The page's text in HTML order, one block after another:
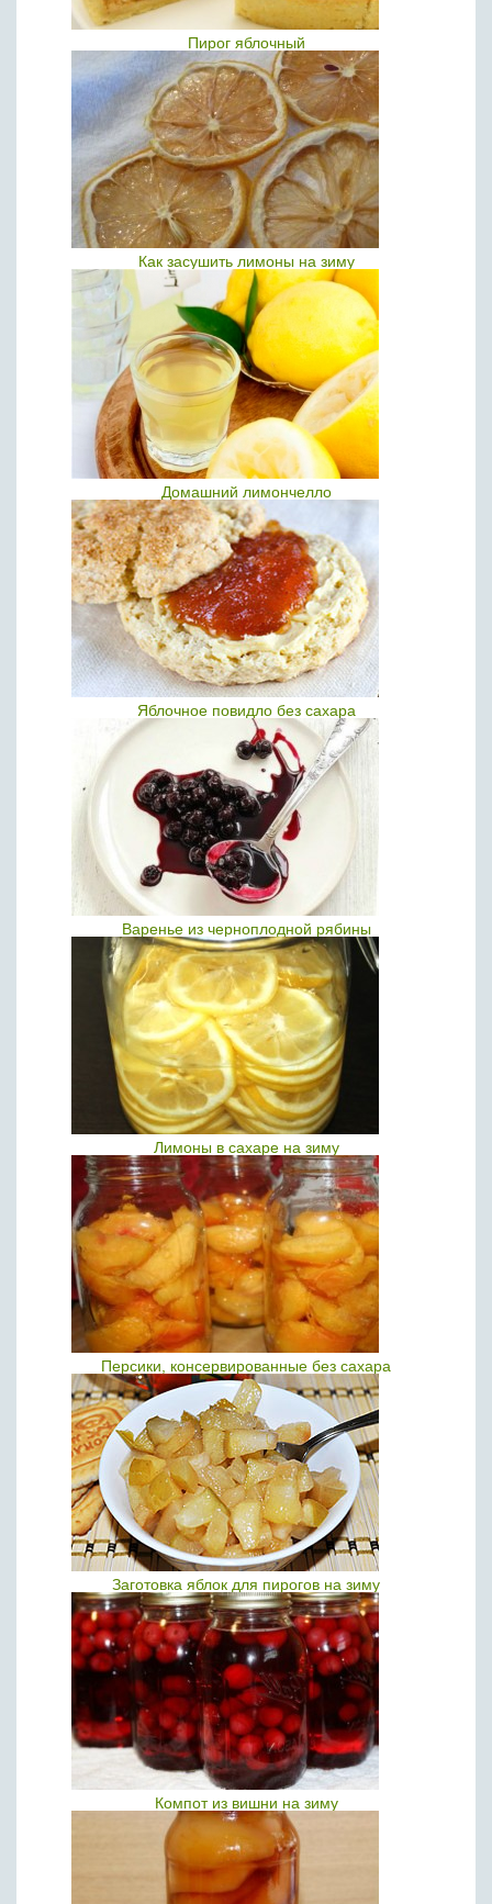
Пирог яблочный
Как засушить лимоны на зиму
Домашний лимончелло
Яблочное повидло без сахара
Варенье из черноплодной рябины
Лимоны в сахаре на зиму
Персики, консервированные без сахара
Заготовка яблок для пирогов на зиму
Компот из вишни на зиму